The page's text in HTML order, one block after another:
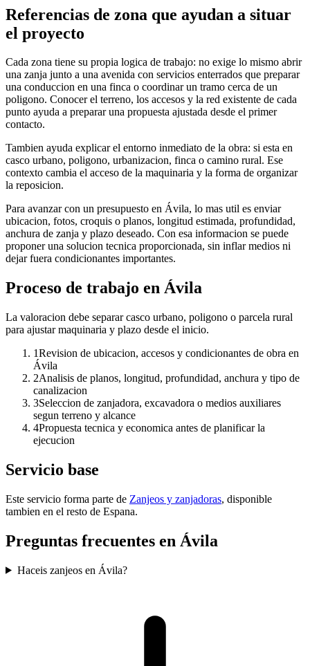
Referencias de zona que ayudan a situar
el proyecto
Cada zona tiene su propia logica de trabajo: no exige lo mismo abrir
una zanja junto a una avenida con servicios enterrados que preparar
una conduccion en una finca o coordinar un tramo cerca de un
poligono. Conocer el terreno, los accesos y la red existente de cada
punto ayuda a preparar una propuesta ajustada desde el primer
contacto.
Tambien ayuda explicar el entorno inmediato de la obra: si esta en
casco urbano, poligono, urbanizacion, finca o camino rural. Ese
contexto cambia el acceso de la maquinaria y la forma de organizar
la reposicion.
Para avanzar con un presupuesto en Ávila, lo mas util es enviar
ubicacion, fotos, croquis o planos, longitud estimada, profundidad,
anchura de zanja y plazo deseado. Con esa informacion se puede
proponer una solucion tecnica proporcionada, sin inflar medios ni
dejar fuera condicionantes importantes.
Proceso de trabajo en Ávila
La valoracion debe separar casco urbano, poligono o parcela rural
para ajustar maquinaria y plazo desde el inicio.
1Revision de ubicacion, accesos y condicionantes de obra en
Ávila
2Analisis de planos, longitud, profundidad, anchura y tipo de
canalizacion
3Seleccion de zanjadora, excavadora o medios auxiliares
segun terreno y alcance
4Propuesta tecnica y economica antes de planificar la
ejecucion
Servicio base
Este servicio forma parte de Zanjeos y zanjadoras, disponible
tambien en el resto de Espana.
Preguntas frecuentes en Ávila
Haceis zanjeos en Ávila?